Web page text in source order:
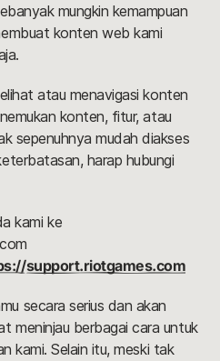
mungkin kemampuan
konten web kami
atau menavigasi konten
konten, fitur, atau
sepenuhnya mudah diakses
harap hubungi
kami ke
support.riotgames.com
secara serius dan akan
meninjau berbagai cara untuk
kami. Selain itu, meski tak